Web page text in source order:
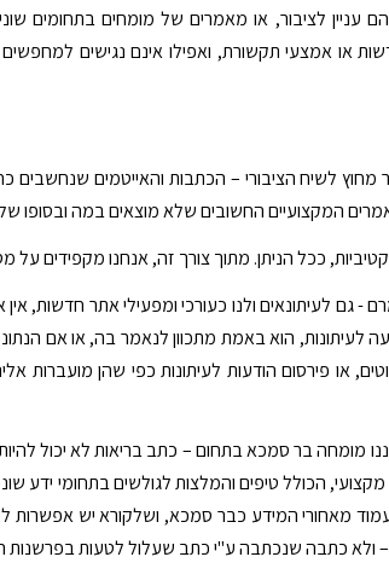
לציבור, או מאמרים של מומחים בתחומים
או אמצעי תקשורת, ואפילו אינם נגישים למחפשים
לשיח הציבורי – הכתבות והאייטמים שנחשבים
המקצועיים החשובים שלא מוצאים במה ובסופו של
ככל הניתן. מתוך צורך זה, אנחנו מקפידים על
- גם לעיתונאים ולנו כעורכי ומפעילי אתר חדשות,
לעיתונות, הוא באמת מתכוון לנאמר בה, או אם
או פירסום הודעות לעיתונות כפי שהן מועברות
מומחה בר סמכא בתחום – כתב בריאות לא יכול
הכולל טיפים והמלצות לגולשים בתחומי ידע
מאחורי המידע כבר סמכא, ושלקורא יש אפשרות
ולא כתבה שנכתבה ע"י כתב שעלול לטעות בפרשנות